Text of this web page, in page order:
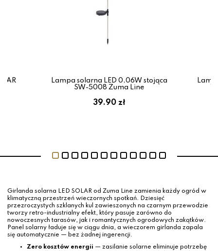
Lampa solarna LED 0,06W stojąca
SW-5008 Zuma Line
39.90 zł
Girlanda solarna LED SOLAR od Zuma Line zamienia każdy ogród w
klimatyczną przestrzeń wieczornych spotkań. Dziesięć
przezroczystych szklanych kul zawieszonych na czarnym przewodzie
tworzy retro-industrialny efekt, który pasuje zarówno do
nowoczesnych tarasów, jak i romantycznych ogrodowych zakątków.
Panel solarny ładuje się w ciągu dnia, a wieczorem girlanda zapala
się automatycznie — bez żadnej ingerencji.
Zero kosztów energii — zasilanie solarne eliminuje potrzebę